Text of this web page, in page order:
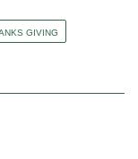
GIVING